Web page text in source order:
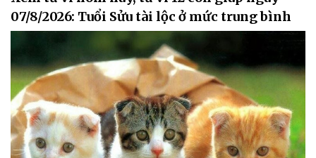
07/8/2026: Tuổi Sửu tài lộc ở mức trung bình